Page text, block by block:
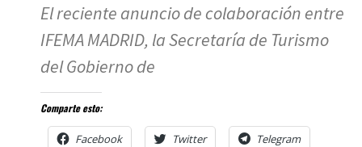
El reciente anuncio de colaboración entre
IFEMA MADRID, la Secretaría de Turismo
del Gobierno de
Comparte esto:
Facebook Twitter Telegram